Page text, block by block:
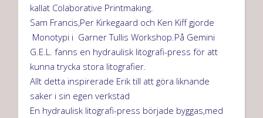
kallat Colaborative Printmaking.
Sam Francis,Per Kirkegaard och Ken Kiff gjorde
Monotypi i Garner Tullis Workshop.På Gemini
G.E.L. fanns en hydraulisk litografi-press för att
kunna trycka stora litografier.
Allt detta inspirerade Erik till att göra liknande
saker i sin egen verkstad
En hydraulisk litografi-press började byggas,med